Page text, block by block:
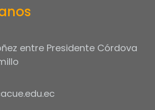
entre Presidente Córdova